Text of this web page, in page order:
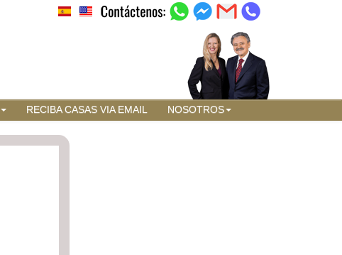
RECIBA CASAS VIA EMAIL NOSOTROS